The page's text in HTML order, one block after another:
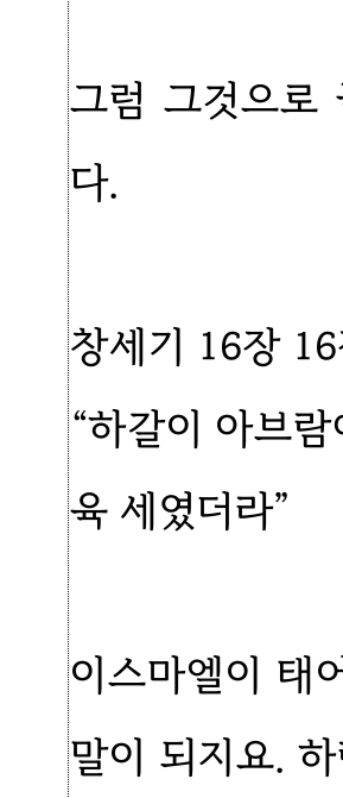
그럼 그것으로
다.
창세기 16장 16
“하갈이 아브
육 세였더라”
이스마엘이 태
말이 되지요.